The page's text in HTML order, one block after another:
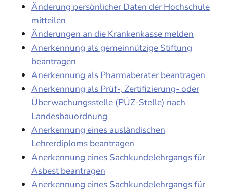
Änderung persönlicher Daten der Hochschule
mitteilen
Änderungen an die Krankenkasse melden
Anerkennung als gemeinnützige Stiftung
beantragen
Anerkennung als Pharmaberater beantragen
Anerkennung als Prüf-, Zertifizierung- oder
Überwachungsstelle (PÜZ-Stelle) nach
Landesbauordnung
Anerkennung eines ausländischen
Lehrerdiploms beantragen
Anerkennung eines Sachkundelehrgangs für
Asbest beantragen
Anerkennung eines Sachkundelehrgangs für